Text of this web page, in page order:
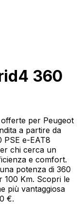
360
per Peugeot
a partire da
e-EAT8
chi cerca un
e comfort.
potenza di 360
100 Km. Scopri le
più vantaggiosa
€.